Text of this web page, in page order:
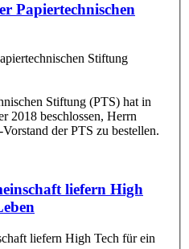
Papiertechnischen
Stiftung (PTS) hat in
2018 beschlossen, Herrn
der PTS zu bestellen.
liefern High